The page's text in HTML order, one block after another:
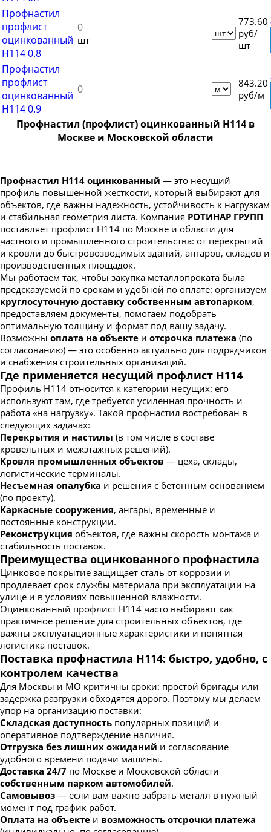
Профнастил
профлист
оцинкованный
Н114 0.8
шт
773.60
руб/
шт
Профнастил
профлист
оцинкованный
Н114 0.9
843.20
руб/м
Профнастил (профлист) оцинкованный Н114 в
Москве и Московской области
Профнастил Н114 оцинкованный — это несущий
профиль повышенной жесткости, который выбирают для
объектов, где важны надежность, устойчивость к нагрузкам
и стабильная геометрия листа. Компания РОТИНАР ГРУПП
поставляет профлист Н114 по Москве и области для
частного и промышленного строительства: от перекрытий
и кровли до быстровозводимых зданий, ангаров, складов и
производственных площадок.
Мы работаем так, чтобы закупка металлопроката была
предсказуемой по срокам и удобной по оплате: организуем
круглосуточную доставку собственным автопарком,
предоставляем документы, помогаем подобрать
оптимальную толщину и формат под вашу задачу.
Возможны оплата на объекте и отсрочка платежа (по
согласованию) — это особенно актуально для подрядчиков
и снабжения строительных организаций.
Где применяется несущий профлист Н114
Профиль Н114 относится к категории несущих: его
используют там, где требуется усиленная прочность и
работа «на нагрузку». Такой профнастил востребован в
следующих задачах:
Перекрытия и настилы (в том числе в составе
кровельных и межэтажных решений).
Кровля промышленных объектов — цеха, склады,
логистические терминалы.
Несъемная опалубка и решения с бетонным основанием
(по проекту).
Каркасные сооружения, ангары, временные и
постоянные конструкции.
Реконструкция объектов, где важны скорость монтажа и
стабильность поставок.
Преимущества оцинкованного профнастила
Цинковое покрытие защищает сталь от коррозии и
продлевает срок службы материала при эксплуатации на
улице и в условиях повышенной влажности.
Оцинкованный профлист Н114 часто выбирают как
практичное решение для строительных объектов, где
важны эксплуатационные характеристики и понятная
логистика поставок.
Поставка профнастила Н114: быстро, удобно, с
контролем качества
Для Москвы и МО критичны сроки: простой бригады или
задержка разгрузки обходятся дорого. Поэтому мы делаем
упор на организацию поставки:
Складская доступность популярных позиций и
оперативное подтверждение наличия.
Отгрузка без лишних ожиданий и согласование
удобного времени подачи машины.
Доставка 24/7 по Москве и Московской области
собственным парком автомобилей.
Самовывоз — если вам важно забрать металл в нужный
момент под график работ.
Оплата на объекте и возможность отсрочки платежа